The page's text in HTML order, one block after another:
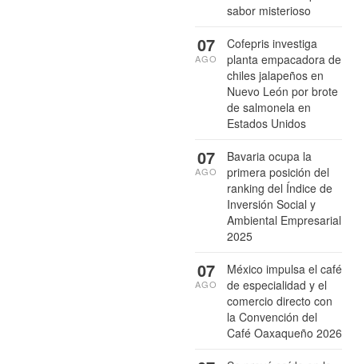
sabor misterioso
Cofepris investiga
planta empacadora de
chiles jalapeños en
Nuevo León por brote
de salmonela en
Estados Unidos
07
AGO
Bavaria ocupa la
primera posición del
ranking del Índice de
Inversión Social y
Ambiental Empresarial
2025
07
AGO
México impulsa el café
de especialidad y el
comercio directo con
la Convención del
Café Oaxaqueño 2026
07
AGO